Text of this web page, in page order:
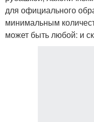
для официального
минимальным
может быть любой: и